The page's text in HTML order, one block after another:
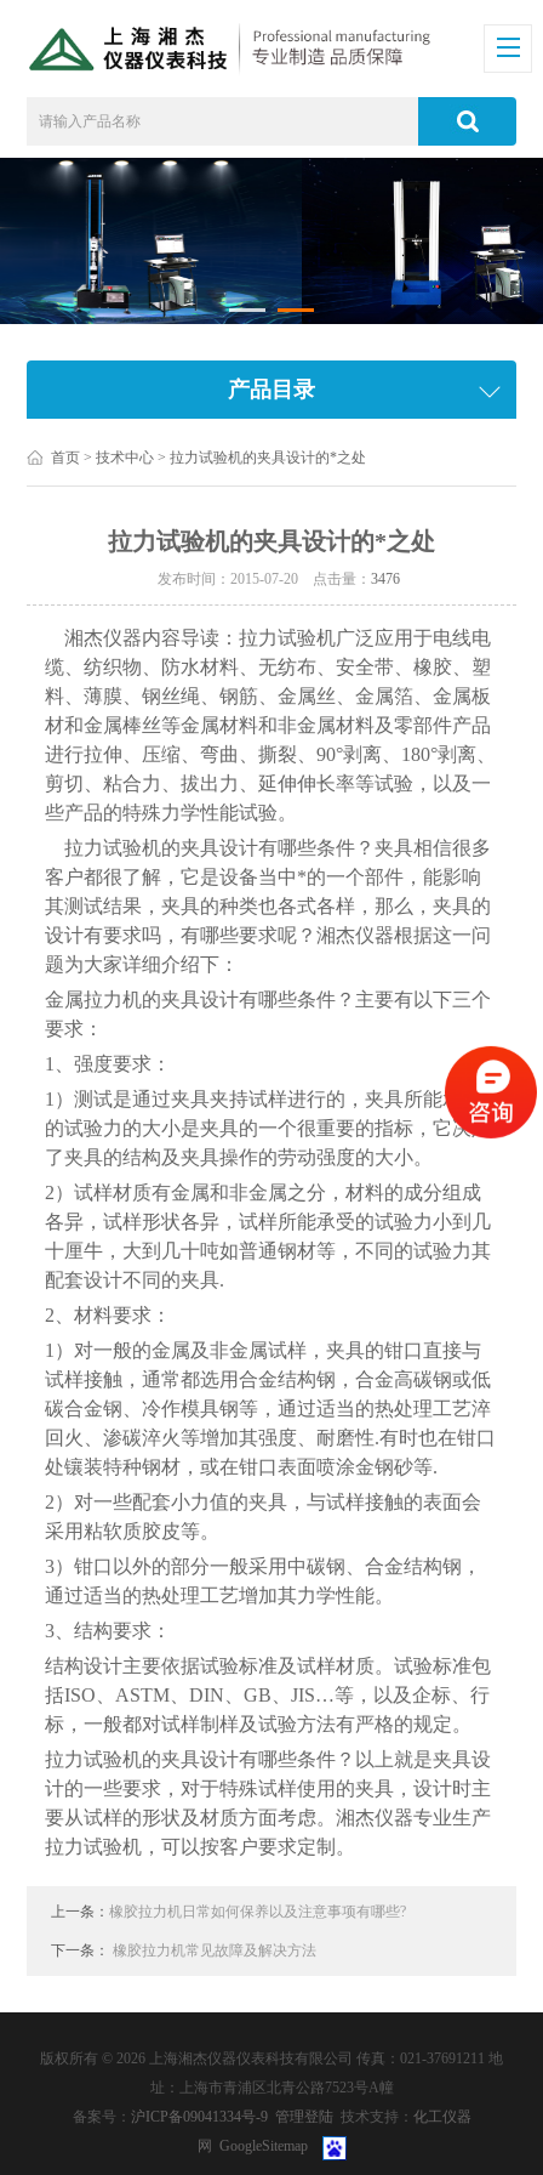
产品目录
首页 >技术中心 > 拉力试验机的夹具设计的*之处
拉力试验机的夹具设计的*之处
发布时间：2015-07-20 点击量： 3476
湘杰仪器内容导读：拉力试验机广泛应用于电线电
缆、纺织物、防水材料、无纺布、安全带、橡胶、塑
料、薄膜、钢丝绳、钢筋、金属丝、金属箔、金属板
材和金属棒丝等金属材料和非金属材料及零部件产品
进行拉伸、压缩、弯曲、撕裂、90°剥离、180°剥离、
剪切、粘合力、拔出力、延伸伸长率等试验，以及一
些产品的特殊力学性能试验。
拉力试验机的夹具设计有哪些条件？夹具相信很多
客户都很了解，它是设备当中*的一个部件，能影响
其测试结果，夹具的种类也各式各样，那么，夹具的
设计有要求吗，有哪些要求呢？湘杰仪器根据这一问
题为大家详细介绍下：
金属拉力机的夹具设计有哪些条件？主要有以下三个
要求：
1、强度要求：
1）测试是通过夹具夹持试样进行的，夹具所能承受
的试验力的大小是夹具的一个很重要的指标，它决定
了夹具的结构及夹具操作的劳动强度的大小。
2）试样材质有金属和非金属之分，材料的成分组成
各异，试样形状各异，试样所能承受的试验力小到几
十厘牛，大到几十吨如普通钢材等，不同的试验力其
配套设计不同的夹具.
2、材料要求：
1）对一般的金属及非金属试样，夹具的钳口直接与
试样接触，通常都选用合金结构钢，合金高碳钢或低
碳合金钢、冷作模具钢等，通过适当的热处理工艺淬
回火、渗碳淬火等增加其强度、耐磨性.有时也在钳口
处镶装特种钢材，或在钳口表面喷涂金钢砂等.
2）对一些配套小力值的夹具，与试样接触的表面会
采用粘软质胶皮等。
3）钳口以外的部分一般采用中碳钢、合金结构钢，
通过适当的热处理工艺增加其力学性能。
3、结构要求：
结构设计主要依据试验标准及试样材质。试验标准包
括ISO、ASTM、DIN、GB、JIS…等，以及企标、行
标，一般都对试样制样及试验方法有严格的规定。
拉力试验机的夹具设计有哪些条件？以上就是夹具设
计的一些要求，对于特殊试样使用的夹具，设计时主
要从试样的形状及材质方面考虑。湘杰仪器专业生产
拉力试验机，可以按客户要求定制。
上一条：橡胶拉力机日常如何保养以及注意事项有哪些?
下一条：橡胶拉力机常见故障及解决方法
版权所有 © 2026 上海湘杰仪器仪表科技有限公司 传真：021-37691211 地
址：上海市青浦区北青公路7523号A幢
备案号： 沪ICP备09041334号-9 管理登陆 技术支持： 化工仪器
网 GoogleSitemap